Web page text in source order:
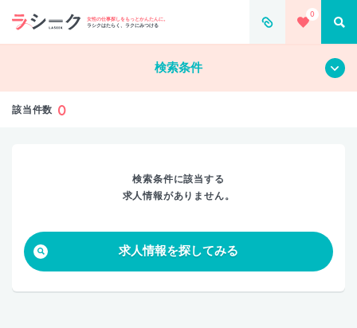
女性の仕事探しをもっとかんたんに。
ラシクはたらく、ラクにみつける
0
すべて
検索条件
該当件数 0
検索条件に該当する
求人情報がありません。
求人情報を探してみる